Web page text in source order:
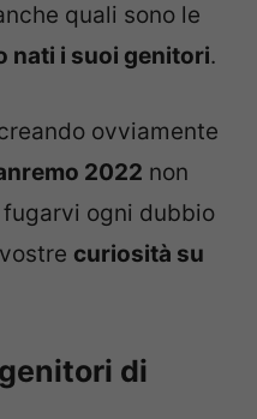
quali sono le
nati i suoi genitori.
ovviamente
2022 non
ogni dubbio
curiosità su
di